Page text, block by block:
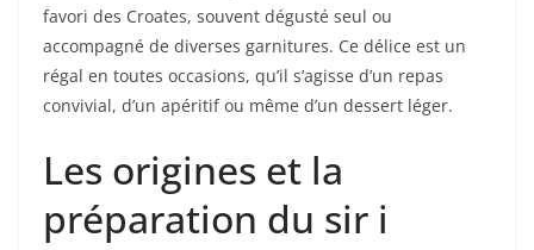
favori des Croates, souvent dégusté seul ou
accompagné de diverses garnitures. Ce délice est un
régal en toutes occasions, qu’il s’agisse d’un repas
convivial, d’un apéritif ou même d’un dessert léger.
Les origines et la
préparation du sir i